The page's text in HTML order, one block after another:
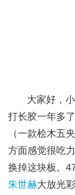
大家好，
打长胶一年多
（一款桧木五
方面感觉很吃
换掉这块板。
朱世赫大放光